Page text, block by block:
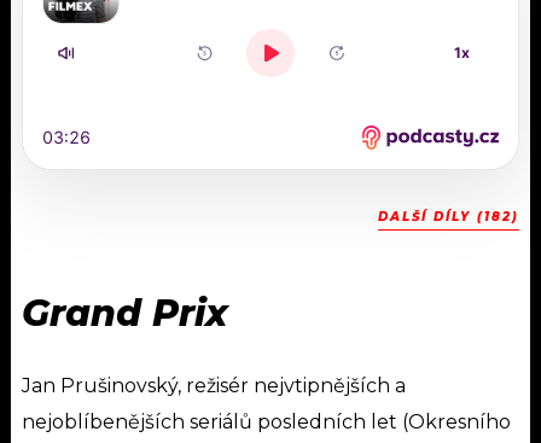
DALŠÍ DÍLY (182)
Grand Prix
Jan Prušinovský, režisér nejvtipnějších a
nejoblíbenějších seriálů posledních let (Okresního